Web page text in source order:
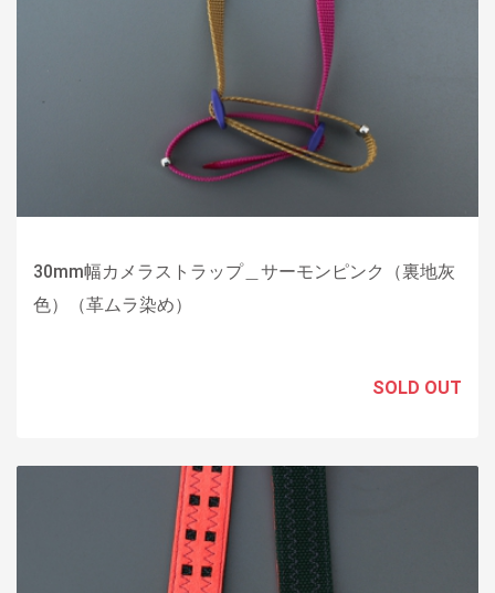
30mm幅カメラストラップ＿サーモンピンク（裏地灰
色）（革ムラ染め）
SOLD OUT